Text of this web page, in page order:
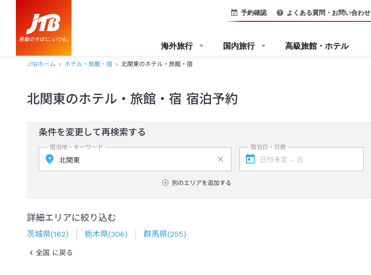
予約確認 よくある質問・お問い合わせ
海外旅行 国内旅行 高級旅館・ホテル
JTBホーム ホテル・旅館・宿 北関東のホテル・旅館・宿
北関東のホテル・旅館・宿 宿泊予約
条件を変更して再検索する
宿泊地・キーワード
別のエリアを追加する
宿泊日・日数
詳細エリアに絞り込む
茨城県(162) 栃木県(306) 群馬県(255)
全国 に戻る